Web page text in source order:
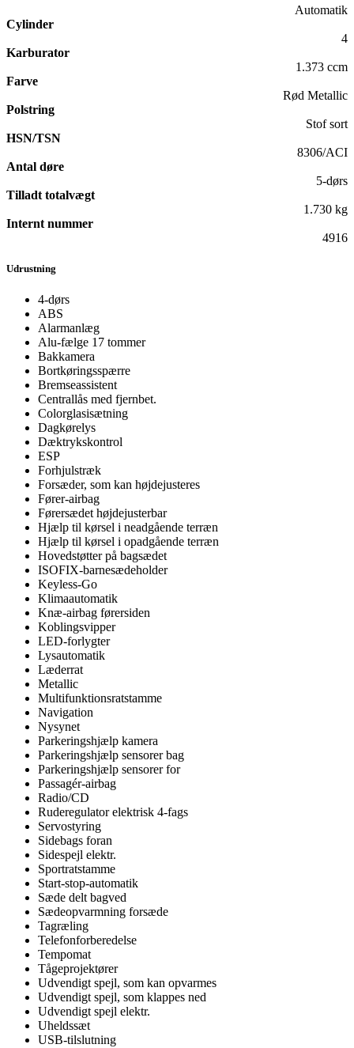
Automatik
Cylinder
4
Karburator
1.373 ccm
Farve
Rød Metallic
Polstring
Stof sort
HSN/TSN
8306/ACI
Antal døre
5-dørs
Tilladt totalvægt
1.730 kg
Internt nummer
4916
Udrustning
4-dørs
ABS
Alarmanlæg
Alu-fælge 17 tommer
Bakkamera
Bortkøringsspærre
Bremseassistent
Centrallås med fjernbet.
Colorglasisætning
Dagkørelys
Dæktrykskontrol
ESP
Forhjulstræk
Forsæder, som kan højdejusteres
Fører-airbag
Førersædet højdejusterbar
Hjælp til kørsel i neadgående terræn
Hjælp til kørsel i opadgående terræn
Hovedstøtter på bagsædet
ISOFIX-barnesædeholder
Keyless-Go
Klimaautomatik
Knæ-airbag førersiden
Koblingsvipper
LED-forlygter
Lysautomatik
Læderrat
Metallic
Multifunktionsratstamme
Navigation
Nysynet
Parkeringshjælp kamera
Parkeringshjælp sensorer bag
Parkeringshjælp sensorer for
Passagér-airbag
Radio/CD
Ruderegulator elektrisk 4-fags
Servostyring
Sidebags foran
Sidespejl elektr.
Sportratstamme
Start-stop-automatik
Sæde delt bagved
Sædeopvarmning forsæde
Tagræling
Telefonforberedelse
Tempomat
Tågeprojektører
Udvendigt spejl, som kan opvarmes
Udvendigt spejl, som klappes ned
Udvendigt spejl elektr.
Uheldssæt
USB-tilslutning